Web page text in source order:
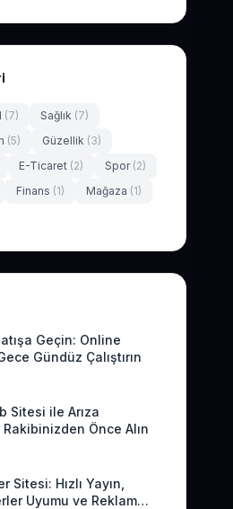
(7) Sağlık (7)
(5) Güzellik (3)
E-Ticaret (2) Spor (2)
Finans (1) Mağaza (1)
Geçin: Online
Gündüz Çalıştırın
Sitesi ile Arıza
Rakibinizden Önce Alın
Sitesi: Hızlı Yayın,
Uyumu ve Reklam